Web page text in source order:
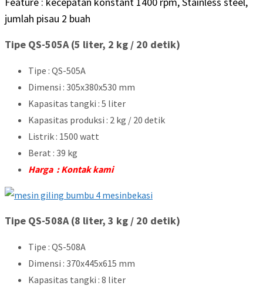
jumlah pisau 2 buah
Tipe QS-505A (5 liter, 2 kg / 20 detik)
Tipe : QS-505A
Dimensi : 305x380x530 mm
Kapasitas tangki : 5 liter
Kapasitas produksi : 2 kg / 20 detik
Listrik : 1500 watt
Berat : 39 kg
Harga : Kontak kami
Tipe QS-508A (8 liter, 3 kg / 20 detik)
Tipe : QS-508A
Dimensi : 370x445x615 mm
Kapasitas tangki : 8 liter